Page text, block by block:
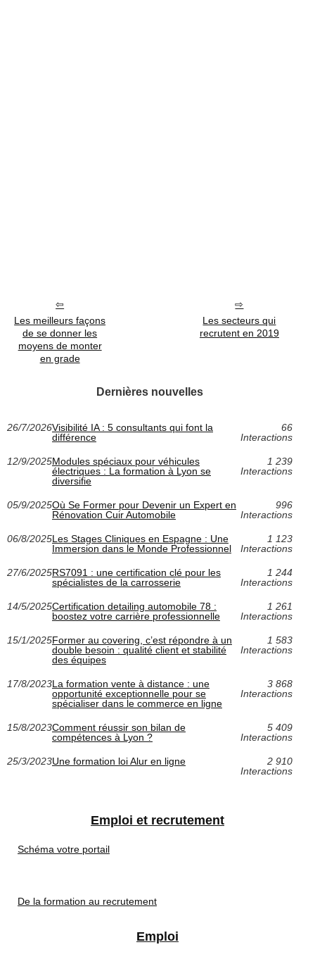
Les meilleurs façons
de se donner les
moyens de monter
en grade
Les secteurs qui
recrutent en 2019
Dernières nouvelles
26/7/2026Visibilité IA : 5 consultants qui font la
différence
66
Interactions
12/9/2025Modules spéciaux pour véhicules
électriques : La formation à Lyon se
diversifie
1 239
Interactions
05/9/2025Où Se Former pour Devenir un Expert en
Rénovation Cuir Automobile
996
Interactions
06/8/2025Les Stages Cliniques en Espagne : Une
Immersion dans le Monde Professionnel
1 123
Interactions
27/6/2025RS7091 : une certification clé pour les
spécialistes de la carrosserie
1 244
Interactions
14/5/2025Certification detailing automobile 78 :
boostez votre carrière professionnelle
1 261
Interactions
15/1/2025Former au covering, c’est répondre à un
double besoin : qualité client et stabilité
des équipes
1 583
Interactions
17/8/2023La formation vente à distance : une
opportunité exceptionnelle pour se
spécialiser dans le commerce en ligne
3 868
Interactions
15/8/2023Comment réussir son bilan de
compétences à Lyon ?
5 409
Interactions
25/3/2023Une formation loi Alur en ligne
2 910
Interactions
Emploi et recrutement
Schéma votre portail
De la formation au recrutement
Emploi